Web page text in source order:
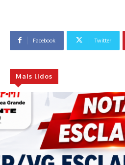
Facebook Twitter
Mais lidos